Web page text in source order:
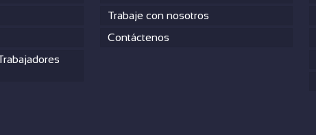
Trabaje con nosotros
Contáctenos